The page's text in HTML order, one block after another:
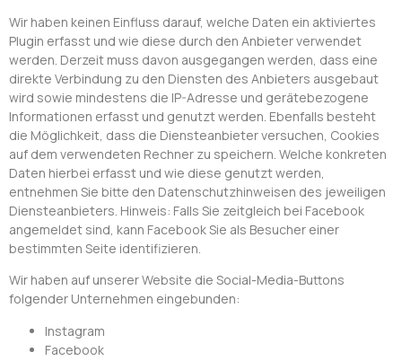
Wir haben keinen Einfluss darauf, welche Daten ein aktiviertes
Plugin erfasst und wie diese durch den Anbieter verwendet
werden. Derzeit muss davon ausgegangen werden, dass eine
direkte Verbindung zu den Diensten des Anbieters ausgebaut
wird sowie mindestens die IP-Adresse und gerätebezogene
Informationen erfasst und genutzt werden. Ebenfalls besteht
die Möglichkeit, dass die Diensteanbieter versuchen, Cookies
auf dem verwendeten Rechner zu speichern. Welche konkreten
Daten hierbei erfasst und wie diese genutzt werden,
entnehmen Sie bitte den Datenschutzhinweisen des jeweiligen
Diensteanbieters. Hinweis: Falls Sie zeitgleich bei Facebook
angemeldet sind, kann Facebook Sie als Besucher einer
bestimmten Seite identifizieren.
Wir haben auf unserer Website die Social-Media-Buttons
folgender Unternehmen eingebunden:
Instagram
Facebook